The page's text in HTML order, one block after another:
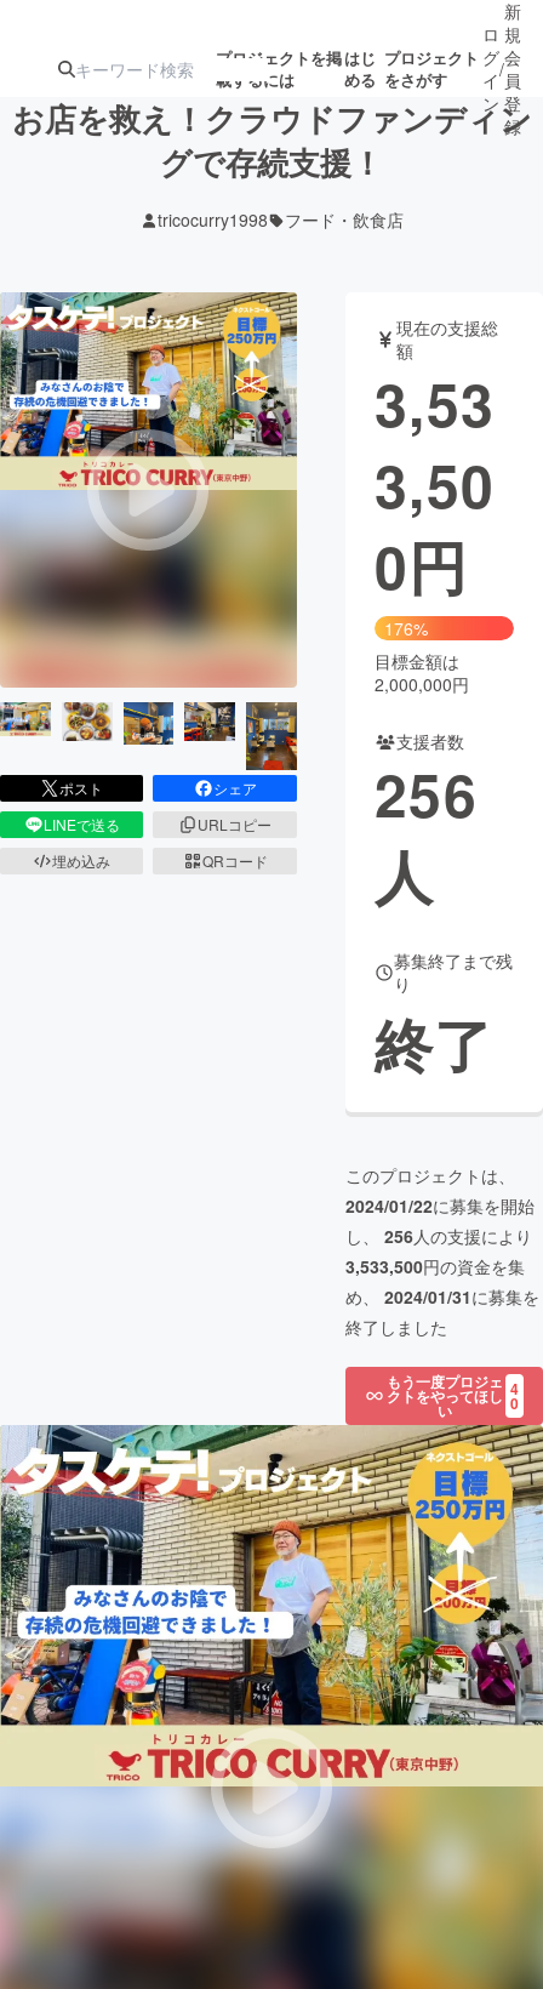
プロジェクトを掲
載するには
はじ
める
プロジェクト
をさがす
ターン
ジェクト
募集終了が近いプ
ロジェクト
アート・写真 音楽
テクノロジー・ガジェット ゲーム・サ
映像・映画
ビジネス・起業
CAMPFIRE Creation
CAMPFIREふるさと納税machi-ya コミュニティ
ロ
グ
イ
ン
/
新
規
会
員
登
録
お店を救え！クラウドファンディン
グで存続支援！
tricocurry1998 フード・飲食店
ポスト
シェア
LINEで送る
URLコピー
埋め込み
QRコード
現在の支援総
額
3,53
3,50
0円
176%
目標金額は
2,000,000円
支援者数
256
人
募集終了まで残
り
終了
このプロジェクトは、
2024/01/22に募集を開始
し、 256人の支援により
3,533,500円の資金を集
め、 2024/01/31に募集を
終了しました
もう一度プロジェ
クトをやってほし
い
4
0